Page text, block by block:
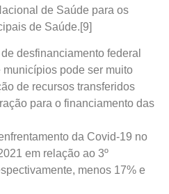
de Saúde para os
de Saúde.[9]
desfinanciamento federal
pode ser muito
de recursos transferidos
para o financiamento das
da Covid-19 no
em relação ao 3º
menos 17% e